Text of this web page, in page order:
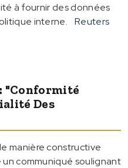
à fournir des données
interne.
Reuters
"Conformité
Des
manière constructive
communiqué soulignant